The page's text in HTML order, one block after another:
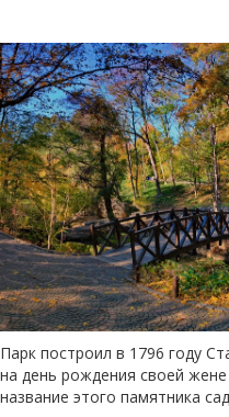
Парк построил в 1796 году
на день рождения своей
название этого памятника